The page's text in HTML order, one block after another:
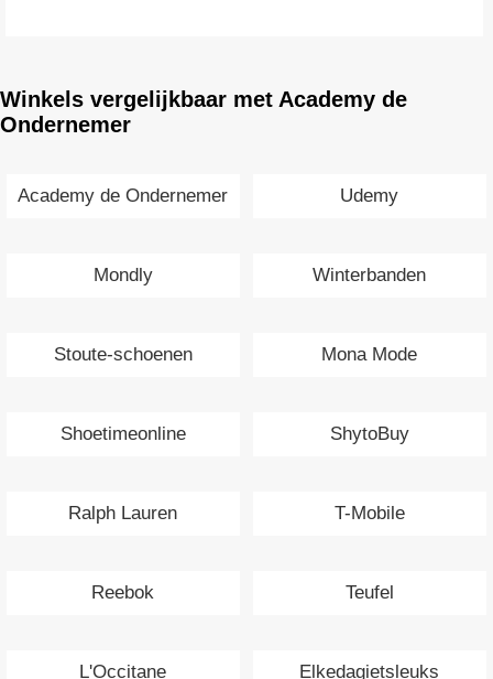
Winkels vergelijkbaar met Academy de
Ondernemer
Academy de Ondernemer Udemy
Mondly Winterbanden
Stoute-schoenen Mona Mode
Shoetimeonline ShytoBuy
Ralph Lauren T-Mobile
Reebok Teufel
L'Occitane Elkedagietsleuks